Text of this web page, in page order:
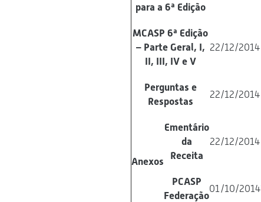
para a 6ª Edição
MCASP 6ª Edição
– Parte Geral, I,
II, III, IV e V
22/12/2014
Perguntas e
Respostas
22/12/2014
Anexos
Ementário
da
Receita
22/12/2014
PCASP
Federação
01/10/2014